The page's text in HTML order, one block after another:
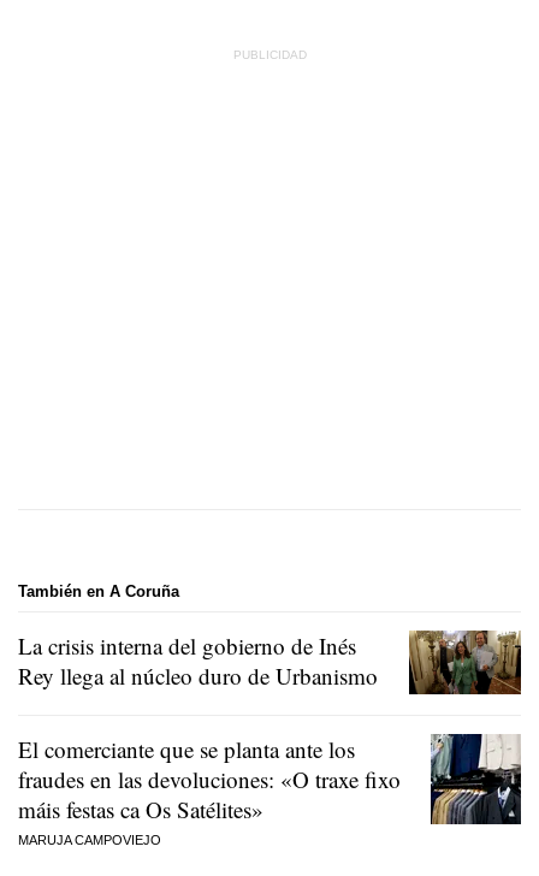
También en A Coruña
La crisis interna del gobierno de Inés
Rey llega al núcleo duro de Urbanismo
El comerciante que se planta ante los
fraudes en las devoluciones: «O traxe fixo
máis festas ca Os Satélites»
MARUJA CAMPOVIEJO